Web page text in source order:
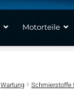
Motorteile
Wartung Schmierstoffe